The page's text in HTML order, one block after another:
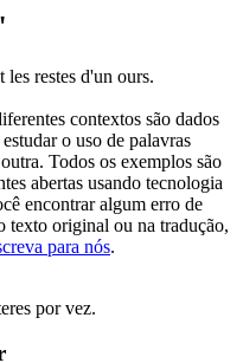
les restes d'un ours.
contextos são dados
o uso de palavras
Todos os exemplos são
abertas usando tecnologia
encontrar algum erro de
texto original ou na tradução,
para nós.
por vez.